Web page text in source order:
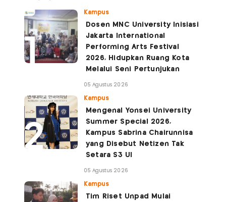
Kampus
Dosen MNC University Inisiasi
Jakarta International
Performing Arts Festival
2026, Hidupkan Ruang Kota
Melalui Seni Pertunjukan
05 Agustus 2026
Kampus
Mengenal Yonsei University
Summer Special 2026,
Kampus Sabrina Chairunnisa
yang Disebut Netizen Tak
Setara S3 UI
05 Agustus 2026
Kampus
Tim Riset Unpad Mulai